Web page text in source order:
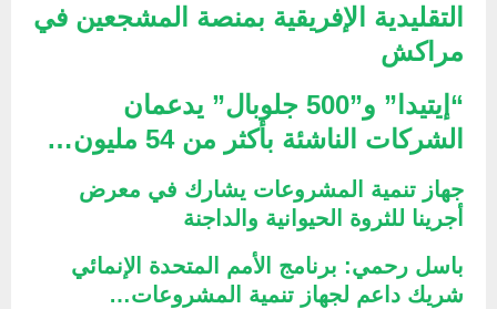
التقليدية الإفريقية بمنصة المشجعين في
مراكش
“إيتيدا” و”500 جلوبال” يدعمان
الشركات الناشئة بأكثر من 54 مليون…
جهاز تنمية المشروعات يشارك في معرض
أجرينا للثروة الحيوانية والداجنة
باسل رحمي: برنامج الأمم المتحدة الإنمائي
شريك داعم لجهاز تنمية المشروعات…